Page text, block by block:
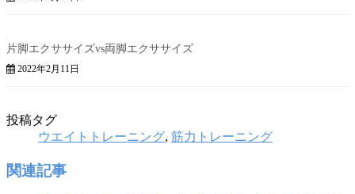
片脚エクササイズvs両脚エクササイズ
2022年2月11日
投稿タグ
ウエイトトレーニング, 筋力トレーニング
関連記事